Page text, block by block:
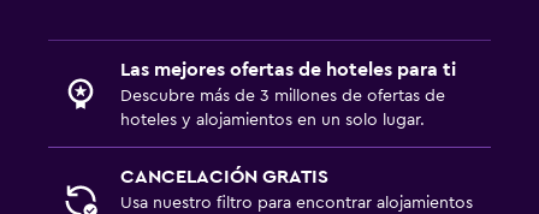
Las mejores ofertas de hoteles para ti
Descubre más de 3 millones de ofertas de
hoteles y alojamientos en un solo lugar.
CANCELACIÓN GRATIS
Usa nuestro filtro para encontrar alojamientos